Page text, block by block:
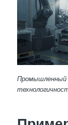
Промышленный